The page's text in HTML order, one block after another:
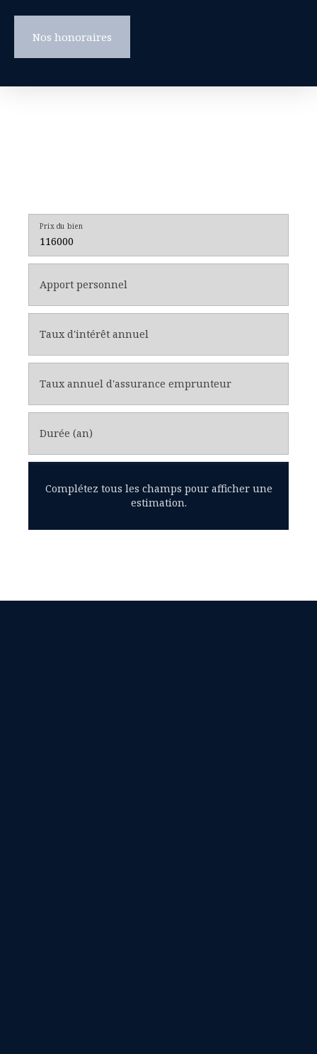
Nos honoraires
Prix du bien
Apport personnel
Taux d'intérêt annuel
Taux annuel d'assurance emprunteur
Durée (an)
Complétez tous les champs pour afficher une
estimation.